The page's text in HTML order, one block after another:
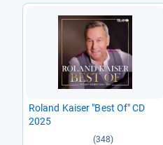
Roland Kai­ser "Best Of" CD
2025
(348)